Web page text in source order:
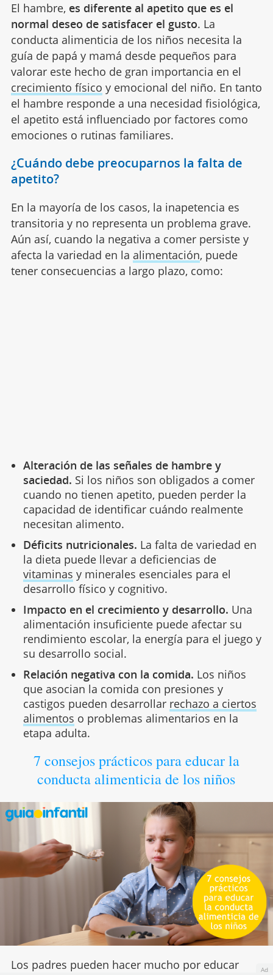
El hambre, es diferente al apetito que es el
normal deseo de satisfacer el gusto. La
conducta alimenticia de los niños necesita la
guía de papá y mamá desde pequeños para
valorar este hecho de gran importancia en el
crecimiento físico y emocional del niño. En tanto
el hambre responde a una necesidad fisiológica,
el apetito está influenciado por factores como
emociones o rutinas familiares.
¿Cuándo debe preocuparnos la falta de
apetito?
En la mayoría de los casos, la inapetencia es
transitoria y no representa un problema grave.
Aún así, cuando la negativa a comer persiste y
afecta la variedad en la alimentación, puede
tener consecuencias a largo plazo, como:
Alteración de las señales de hambre y
saciedad. Si los niños son obligados a comer
cuando no tienen apetito, pueden perder la
capacidad de identificar cuándo realmente
necesitan alimento.
Déficits nutricionales. La falta de variedad en
la dieta puede llevar a deficiencias de
vitaminas y minerales esenciales para el
desarrollo físico y cognitivo.
Impacto en el crecimiento y desarrollo. Una
alimentación insuficiente puede afectar su
rendimiento escolar, la energía para el juego y
su desarrollo social.
Relación negativa con la comida. Los niños
que asocian la comida con presiones y
castigos pueden desarrollar rechazo a ciertos
alimentos o problemas alimentarios en la
etapa adulta.
7 consejos prácticos para educar la
conducta alimenticia de los niños
Los padres pueden hacer mucho por educar
Ad